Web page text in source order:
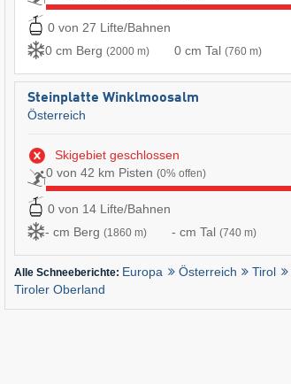
0 von 27 Lifte/Bahnen
0 cm Berg (2000 m) 0 cm Tal (760 m)
Steinplatte Winklmoosalm
Österreich
Skigebiet geschlossen
0 von 42 km Pisten (0% offen)
0 von 14 Lifte/Bahnen
- cm Berg (1860 m) - cm Tal (740 m)
Alle Schneeberichte: Europa Österreich Tirol
Tiroler Oberland